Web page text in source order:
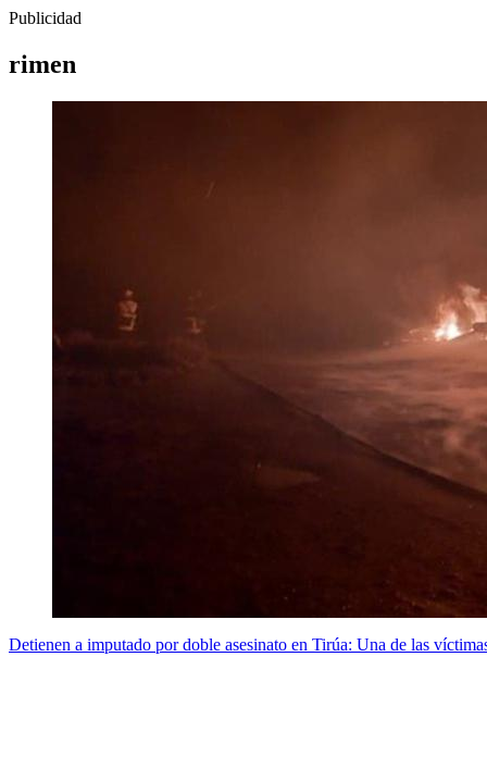
Publicidad
rimen
Detienen a imputado por doble asesinato en Tirúa: Una de las